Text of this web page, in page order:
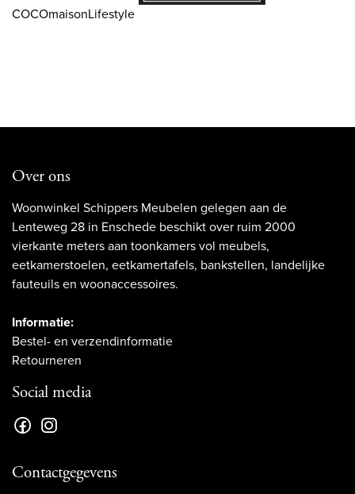
COCOmaisonLifestyle
Over ons
Woonwinkel Schippers Meubelen gelegen aan de
Lenteweg 28 in Enschede beschikt over ruim 2000
vierkante meters aan toonkamers vol meubels,
eetkamerstoelen, eetkamertafels, bankstellen, landelijke
fauteuils en woonaccessoires.
Informatie:
Bestel- en verzendinformatie
Retourneren
Social media
Contactgegevens